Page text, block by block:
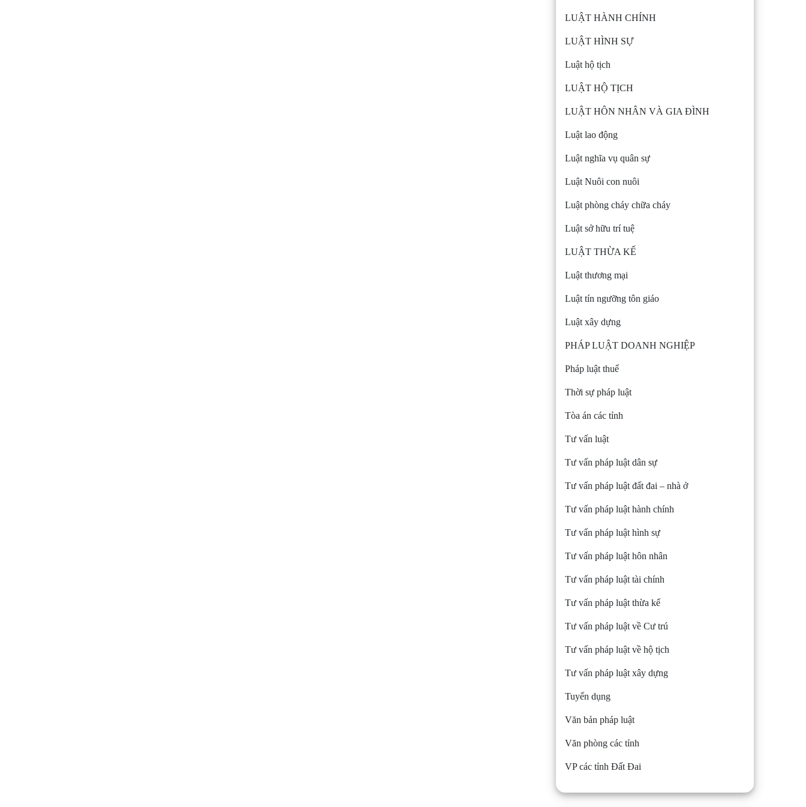
LUẬT HÀNH CHÍNH
LUẬT HÌNH SỰ
Luật hộ tịch
LUẬT HỘ TỊCH
LUẬT HÔN NHÂN VÀ GIA ĐÌNH
Luật lao động
Luật nghĩa vụ quân sự
Luật Nuôi con nuôi
Luật phòng cháy chữa cháy
Luật sở hữu trí tuệ
LUẬT THỪA KẾ
Luật thương mại
Luật tín ngưỡng tôn giáo
Luật xây dựng
PHÁP LUẬT DOANH NGHIỆP
Pháp luật thuế
Thời sự pháp luật
Tòa án các tỉnh
Tư vấn luật
Tư vấn pháp luật dân sự
Tư vấn pháp luật đất đai – nhà ở
Tư vấn pháp luật hành chính
Tư vấn pháp luật hình sự
Tư vấn pháp luật hôn nhân
Tư vấn pháp luật tài chính
Tư vấn pháp luật thừa kế
Tư vấn pháp luật về Cư trú
Tư vấn pháp luật về hộ tịch
Tư vấn pháp luật xây dựng
Tuyển dụng
Văn bản pháp luật
Văn phòng các tỉnh
VP các tỉnh Đất Đai